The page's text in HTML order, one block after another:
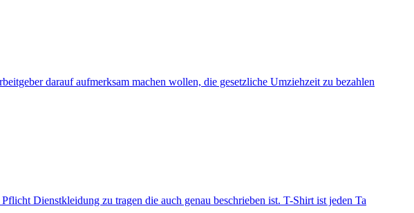
darauf aufmerksam machen wollen, die gesetzliche Umziehzeit zu bezahlen
Dienstkleidung zu tragen die auch genau beschrieben ist. T-Shirt ist jeden Ta